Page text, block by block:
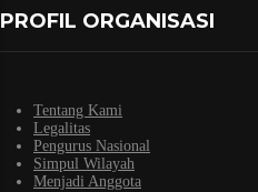
PROFIL ORGANISASI
Tentang Kami
Legalitas
Pengurus Nasional
Simpul Wilayah
Menjadi Anggota